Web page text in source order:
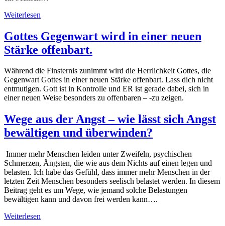
Weiterlesen
Gottes Gegenwart wird in einer neuen
Stärke offenbart.
Während die Finsternis zunimmt wird die Herrlichkeit Gottes, die
Gegenwart Gottes in einer neuen Stärke offenbart. Lass dich nicht
entmutigen. Gott ist in Kontrolle und ER ist gerade dabei, sich in
einer neuen Weise besonders zu offenbaren – -zu zeigen.
Wege aus der Angst – wie lässt sich Angst
bewältigen und überwinden?
Immer mehr Menschen leiden unter Zweifeln, psychischen
Schmerzen, Ängsten, die wie aus dem Nichts auf einen legen und
belasten. Ich habe das Gefühl, dass immer mehr Menschen in der
letzten Zeit Menschen besonders seelisch belastet werden. In diesem
Beitrag geht es um Wege, wie jemand solche Belastungen
bewältigen kann und davon frei werden kann….
Weiterlesen